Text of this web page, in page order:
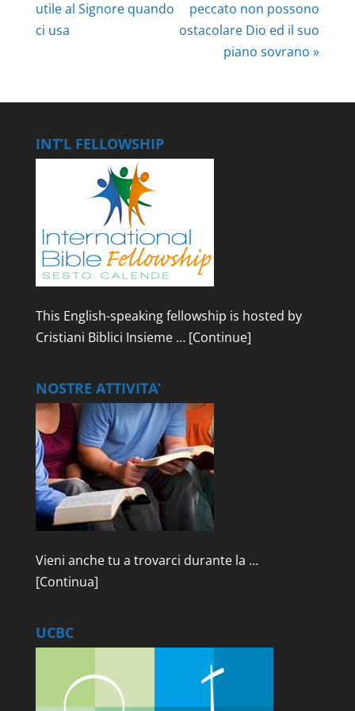
utile al Signore quando
ci usa
peccato non possono
ostacolare Dio ed il suo
piano sovrano »
INT’L FELLOWSHIP
This English-speaking fellowship is hosted by
Cristiani Biblici Insieme … [Continue]
NOSTRE ATTIVITA’
Vieni anche tu a trovarci durante la …
[Continua]
UCBC